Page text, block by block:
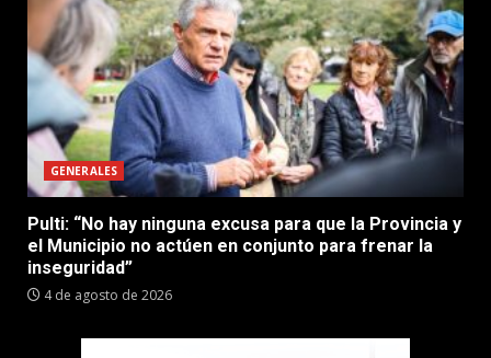
GENERALES
Pulti: “No hay ninguna excusa para que la Provincia y
el Municipio no actúen en conjunto para frenar la
inseguridad”
4 de agosto de 2026